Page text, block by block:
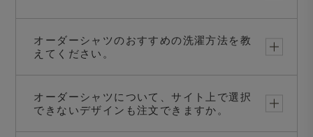
オーダーシャツのおすすめの洗濯方法を教
えてください。
オーダーシャツについて、サイト上で選択
できないデザインも注文できますか。